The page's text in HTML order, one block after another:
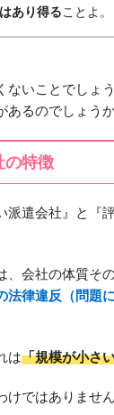
あり得ることよ。
いことでしょ
あるのでしょう
の特徴
派遣会社』 と 『
会社の体質そ
法律違反（問題
は「規模が小さ
ではありませ